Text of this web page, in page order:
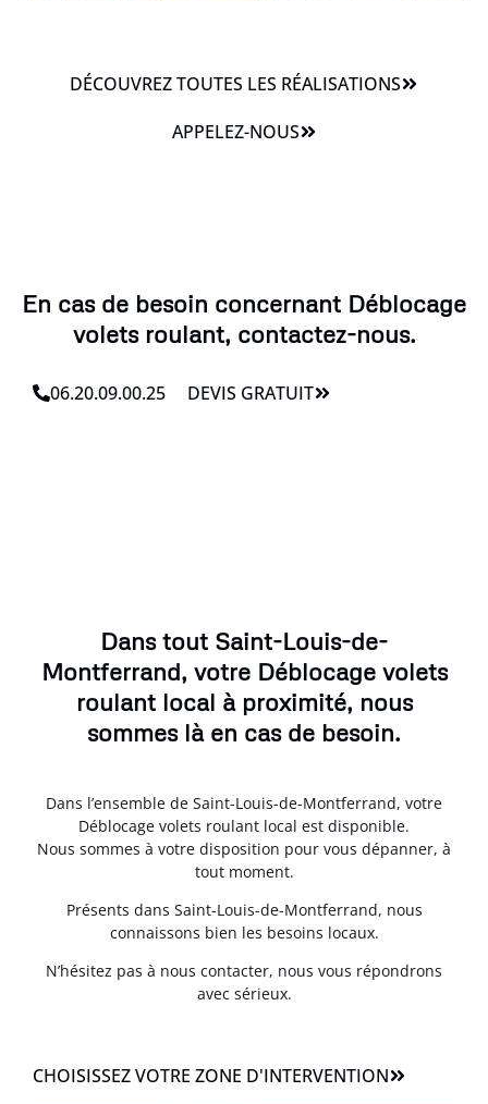
DÉCOUVREZ TOUTES LES RÉALISATIONS
APPELEZ-NOUS
En cas de besoin concernant Déblocage
volets roulant, contactez-nous.
06.20.09.00.25 DEVIS GRATUIT
Dans tout Saint-Louis-de-
Montferrand, votre Déblocage volets
roulant local à proximité, nous
sommes là en cas de besoin.
Dans l’ensemble de Saint-Louis-de-Montferrand, votre
Déblocage volets roulant local est disponible.
Nous sommes à votre disposition pour vous dépanner, à
tout moment.
Présents dans Saint-Louis-de-Montferrand, nous
connaissons bien les besoins locaux.
N’hésitez pas à nous contacter, nous vous répondrons
avec sérieux.
CHOISISSEZ VOTRE ZONE D'INTERVENTION